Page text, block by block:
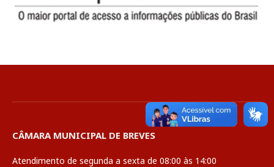
CÂMARA MUNICIPAL DE BREVES
Atendimento de segunda a sexta de 08:00 às 14:00